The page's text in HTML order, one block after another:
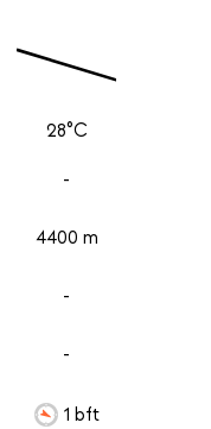
28°C
-
4400 m
-
-
1 bft